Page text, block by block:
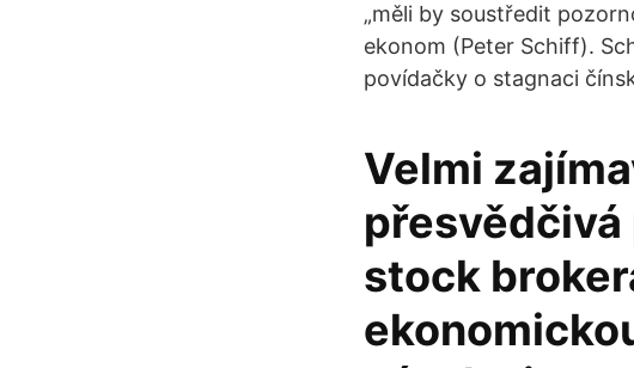
„měli by soustředit
ekonom (Peter Schiff).
povídačky o stagnaci
Velmi
přesvědčivá
stock